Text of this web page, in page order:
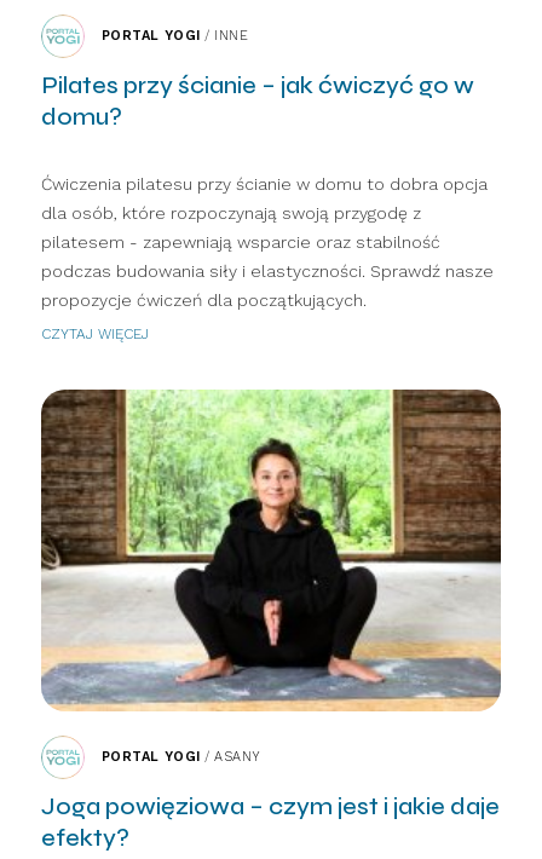
PORTAL YOGI / INNE
Pilates przy ścianie – jak ćwiczyć go w
domu?
Ćwiczenia pilatesu przy ścianie w domu to dobra opcja
dla osób, które rozpoczynają swoją przygodę z
pilatesem - zapewniają wsparcie oraz stabilność
podczas budowania siły i elastyczności. Sprawdź nasze
propozycje ćwiczeń dla początkujących.
CZYTAJ WIĘCEJ
PORTAL YOGI /ASANY
Joga powięziowa – czym jest i jakie daje
efekty?